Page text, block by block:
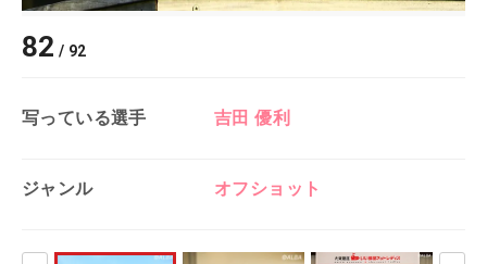
82 / 92
写っている選手 吉田 優利
ジャンル オフショット